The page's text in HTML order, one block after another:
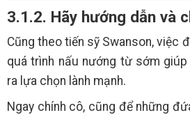
3.1.2. Hãy hướng dẫn và
Cũng theo tiến sỹ Swanson, việc
quá trình nấu nướng từ sớm
ra lựa chọn lành mạnh.
Ngay chính cô, cũng để những